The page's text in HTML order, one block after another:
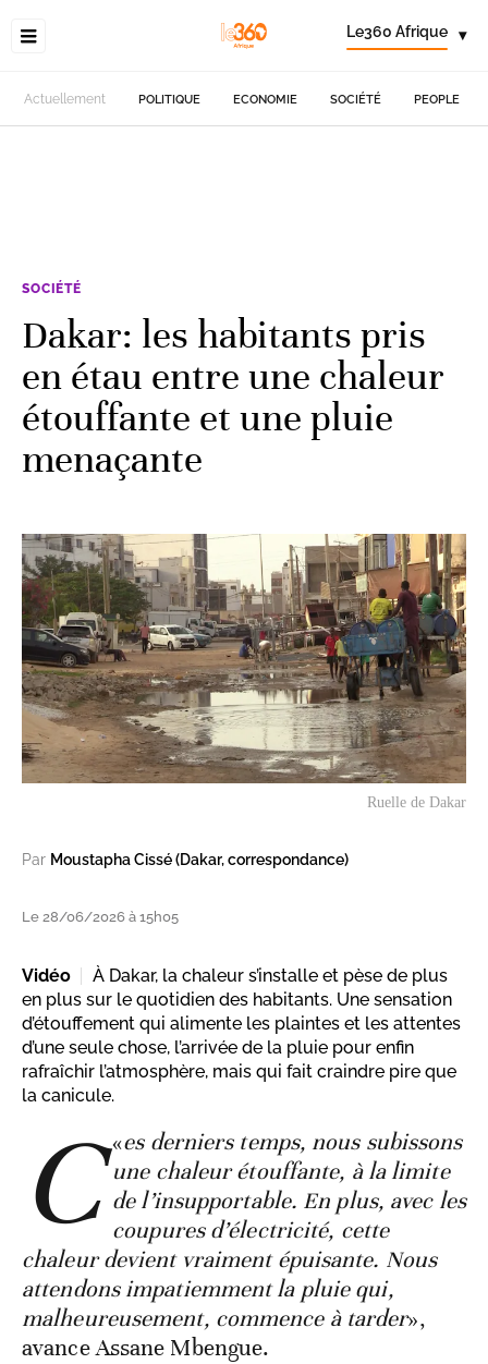
Le360 Afrique ▾
Actuellement POLITIQUE ECONOMIE SOCIÉTÉ PEOPLE
SOCIÉTÉ
Dakar: les habitants pris
en étau entre une chaleur
étouffante et une pluie
menaçante
Ruelle de Dakar
Par Moustapha Cissé (Dakar, correspondance)
Le 28/06/2026 à 15h05
Vidéo
À Dakar, la chaleur s’installe et pèse de plus
en plus sur le quotidien des habitants. Une sensation
d’étouffement qui alimente les plaintes et les attentes
d’une seule chose, l’arrivée de la pluie pour enfin
rafraîchir l’atmosphère, mais qui fait craindre pire que
la canicule.
«
C
es derniers temps, nous subissons
une chaleur étouffante, à la limite
de l’insupportable. En plus, avec les
coupures d’électricité, cette
chaleur devient vraiment épuisante. Nous
attendons impatiemment la pluie qui,
malheureusement, commence à tarder»,
avance Assane Mbengue.